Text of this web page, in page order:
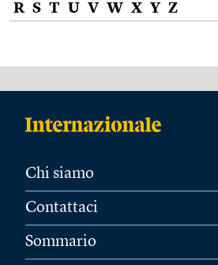
R S T U V W X Y Z
Chi siamo
Contattaci
Sommario